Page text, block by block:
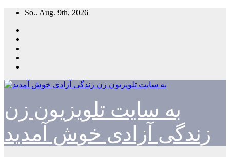
Zum
springen
So.. Aug. 9th, 2026
به سایت تلویزیون زن
زندگی آزادی خوش آمدید